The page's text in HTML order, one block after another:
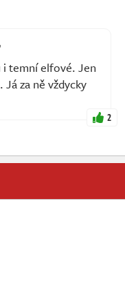
i temní elfové. Jen
za ně vždycky
2